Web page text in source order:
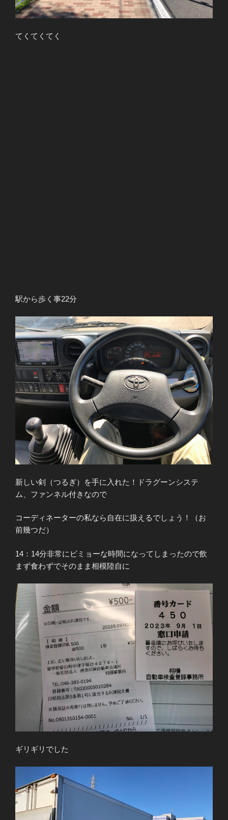
てくてくてく
駅から歩く事22分
新しい剣（つるぎ）を手に入れた！ドラグーンシステ
ム、ファンネル付きなので
コーディネーターの私なら自在に扱えるでしょう！（お
前幾つだ）
14：14分非常にビミョーな時間になってしまったので飲
まず食わずでそのまま相模陸自に
ギリギリでした